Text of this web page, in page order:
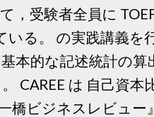
受験者全員に
いる。 の実践講義を
本的な記述統計の算
CAREE は 自己資本
橋ビジネスレビュー